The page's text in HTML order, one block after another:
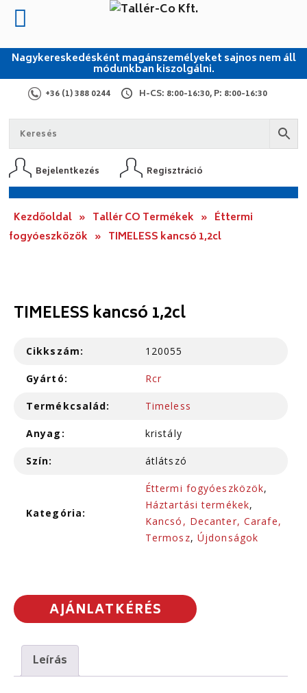
Nagykereskedésként magánszemélyeket sajnos nem áll
módunkban kiszolgálni.
+36 (1) 388 0244 H-CS: 8:00-16:30, P: 8:00-16:30
Bejelentkezés Regisztráció
Kezdőoldal » Tallér CO Termékek » Éttermi
fogyóeszközök » TIMELESS kancsó 1,2cl
TIMELESS kancsó 1,2cl
Cikkszám: 120055
Gyártó: Rcr
Termékcsalád: Timeless
Anyag: kristály
Szín: átlátszó
Kategória:
Éttermi fogyóeszközök,
Háztartási termékek,
Kancsó, Decanter, Carafe,
Termosz, Újdonságok
AJÁNLATKÉRÉS
Leírás